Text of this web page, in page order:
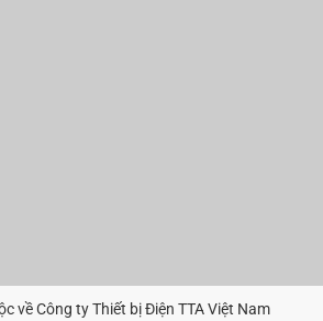
về Công ty Thiết bị Điện TTA Việt Nam